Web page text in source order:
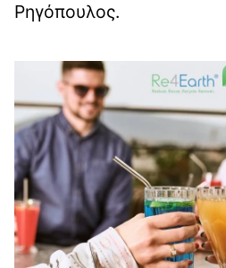
Ρηγόπουλος.